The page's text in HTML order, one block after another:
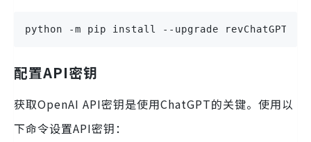
python -m pip install --upgrade revChatGPT
配置API密钥
获取OpenAI API密钥是使用ChatGPT的关键。使用以
下命令设置API密钥：